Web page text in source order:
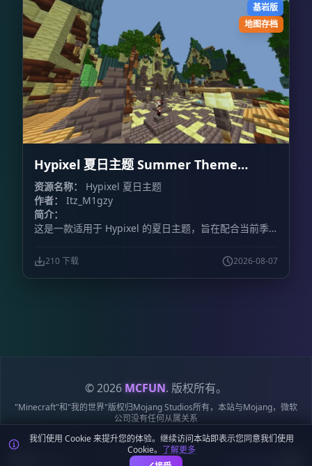
基岩版
地图存档
Hypixel 夏日主题 Summer Theme
Hypixel
资源名称：
Hypixel 夏日主题
作者：
Itz_M1gzy
简介：
这是一款适用于 Hypixel 的夏日主题，旨在配合当前季
210 下载 2026-08-07
© 2026 MCFUN. 版权所有。
"Minecraft"和"我的世界"版权归Mojang Studios所有，本站与Mojang，微软
公司没有任何从属关系
隐私政策服务条款Cookie 政策站点地图鄂ICP备19018284号-6
鄂公网安备42018502009170号
麦块迷APP - 在这里总会找到你喜欢的MC基
我们使用 Cookie 来提升您的体验。继续访问本站即表示您同意我们使用
Cookie。 了解更多